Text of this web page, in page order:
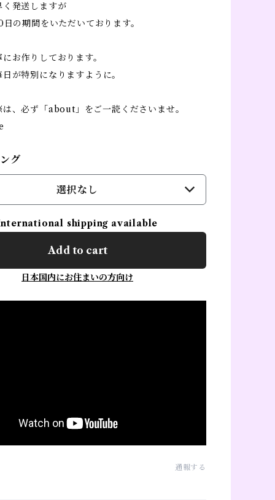
発送しますが
の期間をいただいております。
お作りしております。
が特別になりますように。
、必ず「about」をご一読くださいませ。
グ
選択なし
shipping available
Add to cart
日本国内にお住まいの方向け
通報する